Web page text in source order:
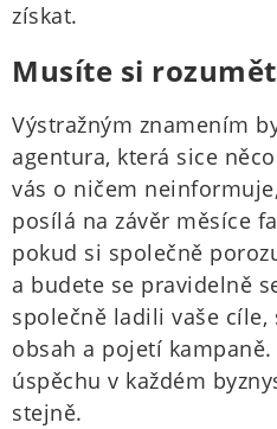
získat.
Musíte si
Výstražným znamením
agentura, která sice
vás o ničem
posílá na závěr měsíce
pokud si společně
a budete se pravidelně
společně ladili vaše cíle,
obsah a pojetí
úspěchu v každém
stejně.